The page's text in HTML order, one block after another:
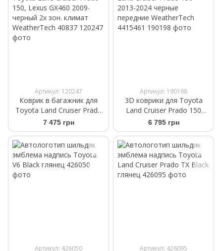
Артикул: 120247
Коврик в багажник для
Toyota Land Cruiser Prado
150, Lexus GX460 2009-
черный 2х зон. климат
7 475 грн
Артикул: 190198
3D коврики для Toyota
Land Cruiser Prado 150
2013-2024 черные
передние WeatherTech
6 795 грн
Артикул: 426050 Артикул: 426095